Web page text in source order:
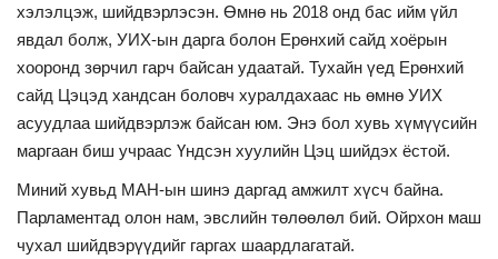
хэлэлцэж, шийдвэрлэсэн. Өмнө нь 2018 онд бас ийм үйл
явдал болж, УИХ-ын дарга болон Ерөнхий сайд хоёрын
хооронд зөрчил гарч байсан удаатай. Тухайн үед Ерөнхий
сайд Цэцэд хандсан боловч хуралдахаас нь өмнө УИХ
асуудлаа шийдвэрлэж байсан юм. Энэ бол хувь хүмүүсийн
маргаан биш учраас Үндсэн хуулийн Цэц шийдэх ёстой.
Миний хувьд МАН-ын шинэ даргад амжилт хүсч байна.
Парламентад олон нам, эвслийн төлөөлөл бий. Ойрхон маш
чухал шийдвэрүүдийг гаргах шаардлагатай.